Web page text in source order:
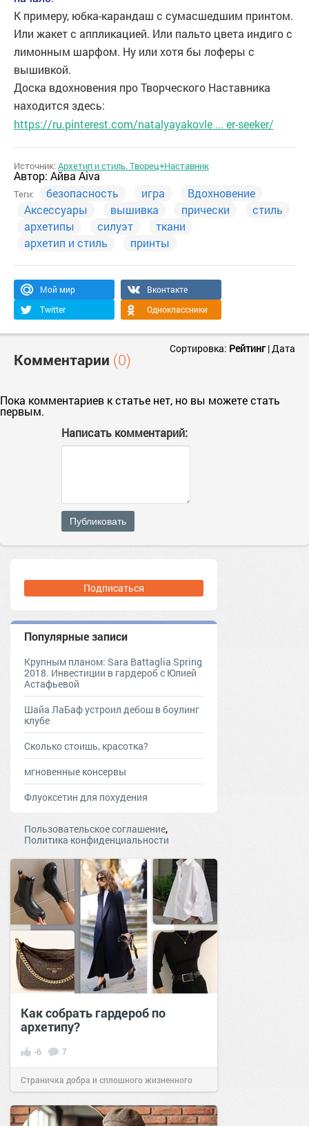
К примеру, юбка-карандаш с сумасшедшим принтом.
Или жакет с аппликацией. Или пальто цвета индиго с
лимонным шарфом. Ну или хотя бы лоферы с
вышивкой.
Доска вдохновения про Творческого Наставника
находится здесь:
https://ru.pinterest.com/natalyayakovle ... er-seeker/
Источник:Архетип и стиль. Творец+Наставник
Автор: Айва Aiva
Теги: безопасность игра
Вдохновение
Аксессуары
вышивка прически
стиль
архетипы
силуэт
ткани
архетип и стиль
принты
Мой мир
Вконтакте
Twitter
Одноклассники
Комментарии (0)
Сортировка: Рейтинг|Дата
Пока комментариев к статье нет, но вы можете стать
первым.
Написать комментарий:
Публиковать
Подписаться
Популярные записи
Крупным планом: Sara Battaglia Spring
2018. Инвестиции в гардероб с Юлией
Астафьевой
Шайа ЛаБаф устроил дебош в боулинг
клубе
Сколько стоишь, красотка?
мгновенные консервы
Флуоксетин для похудения
Пользовательское соглашение,
Политика конфиденциальности
Как собрать гардероб по
архетипу?
-6 7
Страничка добра и сплошного жизненного
позитива!20:2007 фев 2025